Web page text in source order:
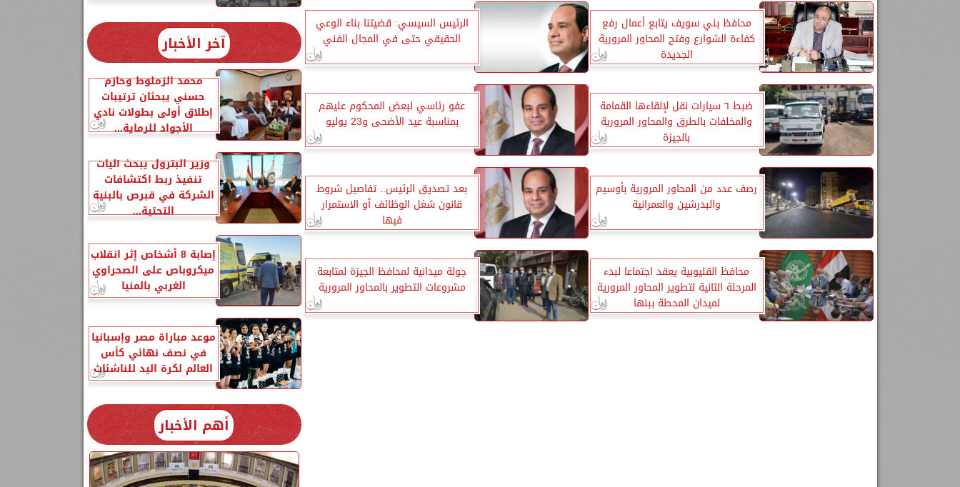
محافظ بني سويف يتابع أعمال رفع
كفاءة الشوارع وفتح المحاور المرورية
الجديدة
الرئيس السيسي: قضيتنا بناء الوعي
الحقيقي حتى في المجال الفني
ضبط ٦ سيارات نقل لإلقاءها القمامة
والمخلفات بالطرق والمحاور المرورية
بالجيزة
عفو رئاسي لبعض المحكوم عليهم
بمناسبة عيد الأضحى و23 يوليو
رصف عدد من المحاور المرورية بأوسيم
والبدرشين والعمرانية
بعد تصديق الرئيس.. تفاصيل شروط
قانون شغل الوظائف أو الاستمرار
فيها
محافظ القليوبية يعقد اجتماعا لبدء
المرحلة الثانية لتطوير المحاور المرورية
لميدان المحطة ببنها
جولة ميدانية لمحافظ الجيزة لمتابعة
مشروعات التطوير بالمحاور المرورية
آخر الأخبار
محمد الزملوط وحازم
حسني يبحثان ترتيبات
إطلاق أولى بطولات نادي
الأجواد للرماية...
وزير البترول يبحث آليات
تنفيذ ربط اكتشافات
الشركة في قبرص بالبنية
التحتية...
إصابة 8 أشخاص إثر انقلاب
ميكروباص على الصحراوي
الغربي بالمنيا
موعد مباراة مصر وإسبانيا
في نصف نهائي كأس
العالم لكرة اليد للناشئات
أهم الأخبار